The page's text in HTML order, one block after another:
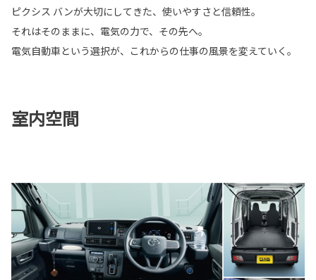
ピクシス バンが大切にしてきた、使いやすさと信頼性。
それはそのままに、電気の力で、その先へ。
電気自動車という選択が、これからの仕事の風景を変えていく。
室内空間